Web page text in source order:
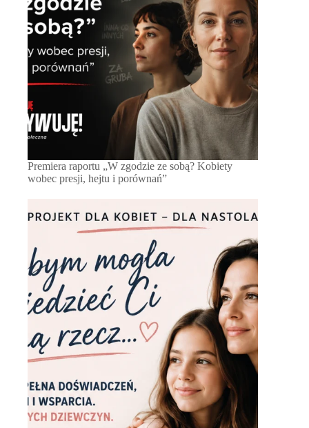
Premiera raportu „W zgodzie ze sobą? Kobiety
wobec presji, hejtu i porównań”